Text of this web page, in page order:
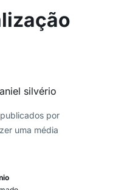
silvério
por
uma média